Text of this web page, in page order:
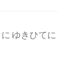
に ゆきひてに